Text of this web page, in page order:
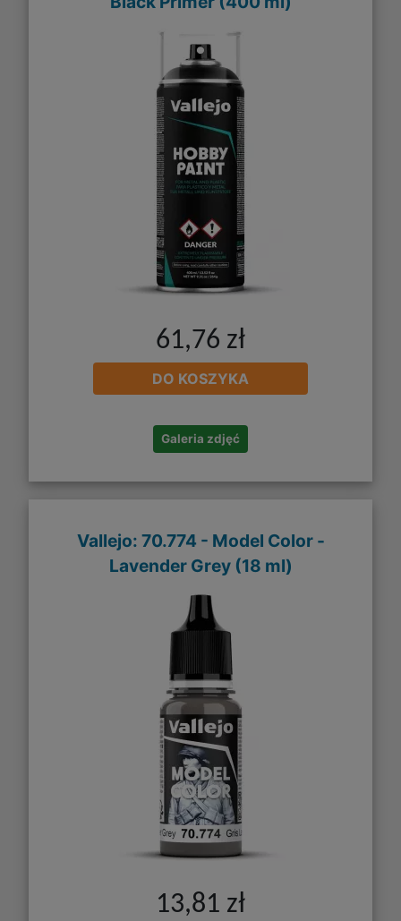
61,76 zł
DO KOSZYKA
Galeria zdjęć
Vallejo: 70.774 - Model Color -
Lavender Grey (18 ml)
13,81 zł